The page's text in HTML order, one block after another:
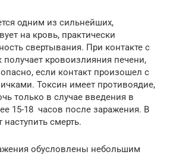
одним из сильнейших,
на кровь, практически
свертывания. При контакте с
кровоизлияния печени,
если контакт произошел с
Токсин имеет противоядие,
только в случае введения в
15-18 часов после заражения. В
смерть.
обусловлены небольшим